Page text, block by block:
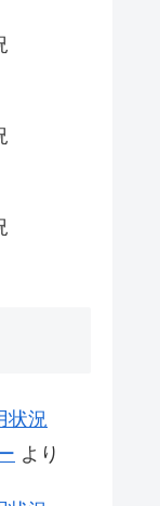
状況
より